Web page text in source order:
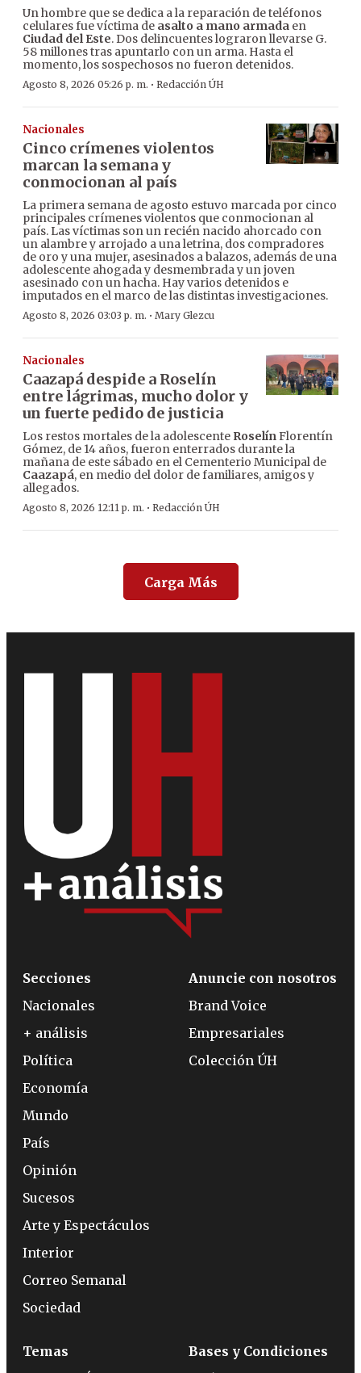
Un hombre que se dedica a la reparación de teléfonos
celulares fue víctima de asalto a mano armada en
Ciudad del Este. Dos delincuentes lograron llevarse G.
58 millones tras apuntarlo con un arma. Hasta el
momento, los sospechosos no fueron detenidos.
Agosto 8, 2026 05:26 p. m. · Redacción ÚH
Nacionales
Cinco crímenes violentos
marcan la semana y
conmocionan al país
La primera semana de agosto estuvo marcada por cinco
principales crímenes violentos que conmocionan al
país. Las víctimas son un recién nacido ahorcado con
un alambre y arrojado a una letrina, dos compradores
de oro y una mujer, asesinados a balazos, además de una
adolescente ahogada y desmembrada y un joven
asesinado con un hacha. Hay varios detenidos e
imputados en el marco de las distintas investigaciones.
Agosto 8, 2026 03:03 p. m. · Mary Glezcu
Nacionales
Caazapá despide a Roselín
entre lágrimas, mucho dolor y
un fuerte pedido de justicia
Los restos mortales de la adolescente RoselínFlorentín
Gómez, de 14 años, fueron enterrados durante la
mañana de este sábado en el Cementerio Municipal de
Caazapá, en medio del dolor de familiares, amigos y
allegados.
Agosto 8, 2026 12:11 p. m. · Redacción ÚH
Carga Más
Secciones
Nacionales
+ análisis
Política
Economía
Mundo
País
Opinión
Sucesos
Arte y Espectáculos
Interior
Correo Semanal
Sociedad
Anuncie con nosotros
Brand Voice
Empresariales
Colección ÚH
Temas
Bases y Condiciones